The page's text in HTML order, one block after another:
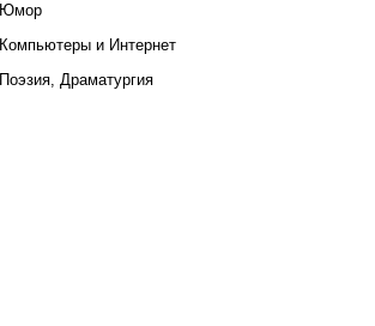
Юмор
Компьютеры и Интернет
Поэзия, Драматургия